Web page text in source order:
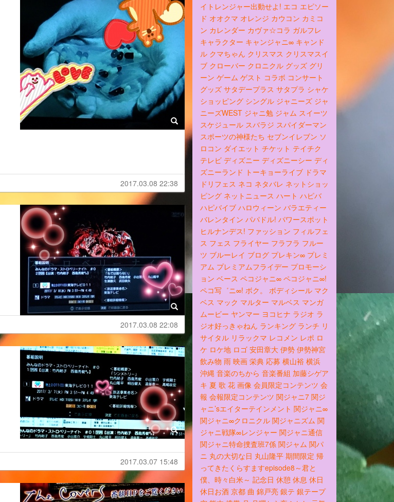
2017.03.08 22:38
2017.03.08 22:08
2017.03.07 15:48
イトレンジャー出動せよ! エコ エピソー
ド オオクマ オレンジ カウコン カミコ
ン カレンダー カヴァ☆コラ ガルフレ
キャラクター キャンジャニ∞ キャンド
ル クマちゃん クリスマス クリスマスイ
ブ クローバー クロニクル グッズ グリ
ーン ゲーム ゲスト コラボ コンサート
グッズ サタデープラス サタプラ シャケ
ショッピング シングル ジャニーズ ジャ
ニーズWEST ジャニ勉 ジャム スイーツ
スケジュール スバラジ スパイダーマン
スポーツの神様たち セブンイレブン ソ
ロコン ダイエット チケット テイチク
テレビ ディズニー ディズニーシー ディ
ズニーランド トーキョーライブ ドラマ
ドリフェス ネコ ネタバレ ネットショッ
ピング ネットニュース ハート ハピバ
ハピバイブ ハロウィーン バラエティー
バレンタイン パパドル! パワースポット
ヒルナンデス! ファッション フィルフェ
ス フェス フライヤー フラフラ フルー
ツ ブルーレイ ブログ プレキン∞ プレミ
アム プレミアムフライデー プロモーシ
ョン ベース ペコジャニ∞ ペコジャニ∞!
ペコ写゛ニ∞! ボク。 ボディシール マク
ベス マック マルター マルベス マンガ
ムービー ヤンマー ヨコヒナ ラジオ ラ
ジオ好っきゃねん ランキング ランチ リ
サイタル リラックマ レコメン レポ ロ
ケ ロケ地 ロゴ 安田章大 伊勢 伊勢神宮
飲み物 雨 映画 栄典 応募 横山裕 横浜
沖縄 音楽のちから 音楽番組 加藤シゲア
キ 夏 歌 花 画像 会員限定コンテンツ 会
報 会報限定コンテンツ 関ジャニ7 関ジ
ャニ’sエイターテインメント 関ジャニ∞
関ジャニ∞クロニクル 関ジャニズム 関
ジャニ戦隊∞レンジャー 関ジャニ通信
関ジャニ特命捜査班7係 関ジャム 関パ
ニ 丸の大切な日 丸山隆平 期間限定 帰
ってきたくらすますepisode8～君と
僕、時々白米～ 記念日 休憩 休息 休日
休日お酒 京都 曲 錦戸亮 銀テ 銀テープ